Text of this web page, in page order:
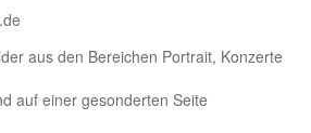
aus den Bereichen Portrait, Konzerte
auf einer gesonderten Seite